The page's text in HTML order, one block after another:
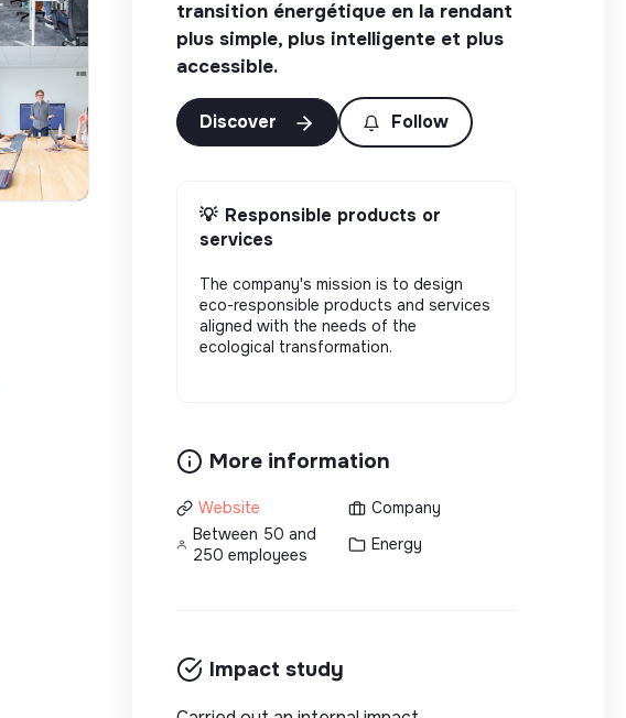
transition énergétique en la rendant
plus simple, plus intelligente et plus
accessible.
Discover Follow
💡 Responsible products or
services
The company's mission is to design
eco-responsible products and services
aligned with the needs of the
ecological transformation.
More information
Website
Company
Between 50 and
250 employees
Energy
Impact study